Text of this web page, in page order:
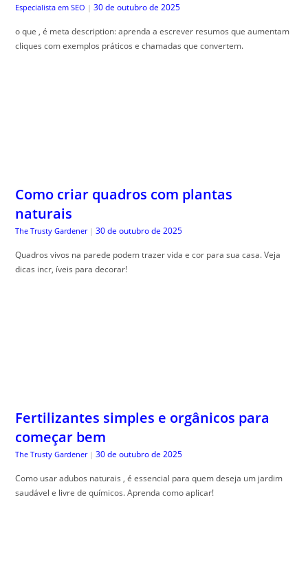
Especialista em SEO | 30 de outubro de 2025
o que , é meta description: aprenda a escrever resumos que aumentam
cliques com exemplos práticos e chamadas que convertem.
Como criar quadros com plantas
naturais
The Trusty Gardener | 30 de outubro de 2025
Quadros vivos na parede podem trazer vida e cor para sua casa. Veja
dicas incr, íveis para decorar!
Fertilizantes simples e orgânicos para
começar bem
The Trusty Gardener | 30 de outubro de 2025
Como usar adubos naturais , é essencial para quem deseja um jardim
saudável e livre de químicos. Aprenda como aplicar!